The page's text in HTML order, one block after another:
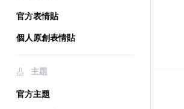
官方表情貼
個人原創表情貼
主題
官方主題